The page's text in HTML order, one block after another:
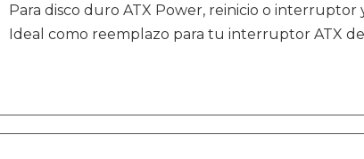
Para disco duro ATX Power, reinicio o interruptor
Ideal como reemplazo para tu interruptor ATX